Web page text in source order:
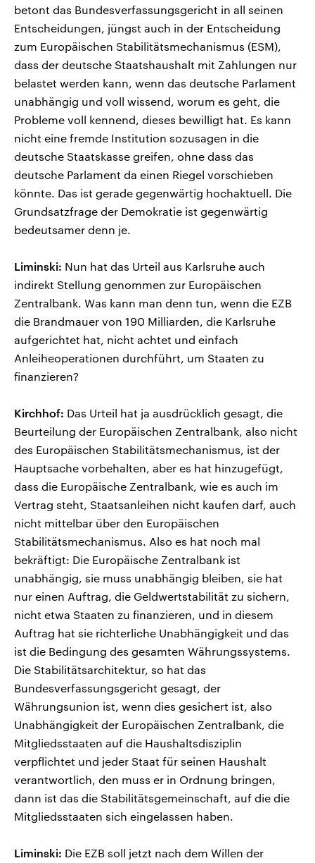
betont das Bundesverfassungsgericht in all seinen
Entscheidungen, jüngst auch in der Entscheidung
zum Europäischen Stabilitätsmechanismus (ESM),
dass der deutsche Staatshaushalt mit Zahlungen nur
belastet werden kann, wenn das deutsche Parlament
unabhängig und voll wissend, worum es geht, die
Probleme voll kennend, dieses bewilligt hat. Es kann
nicht eine fremde Institution sozusagen in die
deutsche Staatskasse greifen, ohne dass das
deutsche Parlament da einen Riegel vorschieben
könnte. Das ist gerade gegenwärtig hochaktuell. Die
Grundsatzfrage der Demokratie ist gegenwärtig
bedeutsamer denn je.
Liminski: Nun hat das Urteil aus Karlsruhe auch
indirekt Stellung genommen zur Europäischen
Zentralbank. Was kann man denn tun, wenn die EZB
die Brandmauer von 190 Milliarden, die Karlsruhe
aufgerichtet hat, nicht achtet und einfach
Anleiheoperationen durchführt, um Staaten zu
finanzieren?
Kirchhof: Das Urteil hat ja ausdrücklich gesagt, die
Beurteilung der Europäischen Zentralbank, also nicht
des Europäischen Stabilitätsmechanismus, ist der
Hauptsache vorbehalten, aber es hat hinzugefügt,
dass die Europäische Zentralbank, wie es auch im
Vertrag steht, Staatsanleihen nicht kaufen darf, auch
nicht mittelbar über den Europäischen
Stabilitätsmechanismus. Also es hat noch mal
bekräftigt: Die Europäische Zentralbank ist
unabhängig, sie muss unabhängig bleiben, sie hat
nur einen Auftrag, die Geldwertstabilität zu sichern,
nicht etwa Staaten zu finanzieren, und in diesem
Auftrag hat sie richterliche Unabhängigkeit und das
ist die Bedingung des gesamten Währungssystems.
Die Stabilitätsarchitektur, so hat das
Bundesverfassungsgericht gesagt, der
Währungsunion ist, wenn dies gesichert ist, also
Unabhängigkeit der Europäischen Zentralbank, die
Mitgliedsstaaten auf die Haushaltsdisziplin
verpflichtet und jeder Staat für seinen Haushalt
verantwortlich, den muss er in Ordnung bringen,
dann ist das die Stabilitätsgemeinschaft, auf die die
Mitgliedsstaaten sich eingelassen haben.
Liminski: Die EZB soll jetzt nach dem Willen der